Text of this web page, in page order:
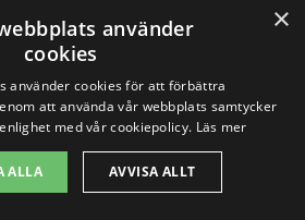
×
använder
cookies
använder cookies för att förbättra
att använda vår webbplats samtycker
med vår cookiepolicy. Läs mer
ALLA AVVISA ALLT